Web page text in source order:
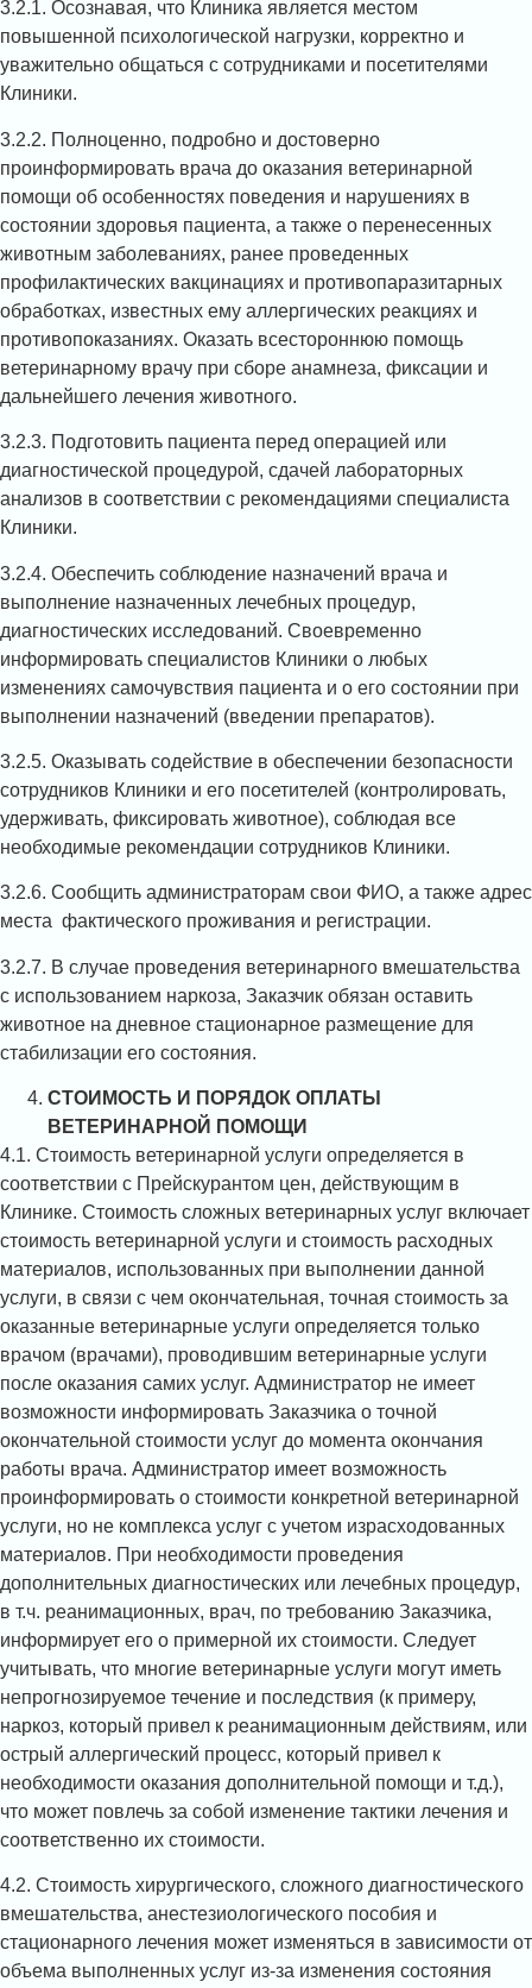
3.2.1. Осознавая, что Клиника является местом
повышенной психологической нагрузки, корректно и
уважительно общаться с сотрудниками и посетителями
Клиники.
3.2.2. Полноценно, подробно и достоверно
проинформировать врача до оказания ветеринарной
помощи об особенностях поведения и нарушениях в
состоянии здоровья пациента, а также о перенесенных
животным заболеваниях, ранее проведенных
профилактических вакцинациях и противопаразитарных
обработках, известных ему аллергических реакциях и
противопоказаниях. Оказать всестороннюю помощь
ветеринарному врачу при сборе анамнеза, фиксации и
дальнейшего лечения животного.
3.2.3. Подготовить пациента перед операцией или
диагностической процедурой, сдачей лабораторных
анализов в соответствии с рекомендациями специалиста
Клиники.
3.2.4. Обеспечить соблюдение назначений врача и
выполнение назначенных лечебных процедур,
диагностических исследований. Своевременно
информировать специалистов Клиники о любых
изменениях самочувствия пациента и о его состоянии при
выполнении назначений (введении препаратов).
3.2.5. Оказывать содействие в обеспечении безопасности
сотрудников Клиники и его посетителей (контролировать,
удерживать, фиксировать животное), соблюдая все
необходимые рекомендации сотрудников Клиники.
3.2.6. Сообщить администраторам свои ФИО, а также адрес
места фактического проживания и регистрации.
3.2.7. В случае проведения ветеринарного вмешательства
с использованием наркоза, Заказчик обязан оставить
животное на дневное стационарное размещение для
стабилизации его состояния.
СТОИМОСТЬ И ПОРЯДОК ОПЛАТЫ
ВЕТЕРИНАРНОЙ ПОМОЩИ
4.1. Стоимость ветеринарной услуги определяется в
соответствии с Прейскурантом цен, действующим в
Клинике. Стоимость сложных ветеринарных услуг включает
стоимость ветеринарной услуги и стоимость расходных
материалов, использованных при выполнении данной
услуги, в связи с чем окончательная, точная стоимость за
оказанные ветеринарные услуги определяется только
врачом (врачами), проводившим ветеринарные услуги
после оказания самих услуг. Администратор не имеет
возможности информировать Заказчика о точной
окончательной стоимости услуг до момента окончания
работы врача. Администратор имеет возможность
проинформировать о стоимости конкретной ветеринарной
услуги, но не комплекса услуг с учетом израсходованных
материалов. При необходимости проведения
дополнительных диагностических или лечебных процедур,
в т.ч. реанимационных, врач, по требованию Заказчика,
информирует его о примерной их стоимости. Следует
учитывать, что многие ветеринарные услуги могут иметь
непрогнозируемое течение и последствия (к примеру,
наркоз, который привел к реанимационным действиям, или
острый аллергический процесс, который привел к
необходимости оказания дополнительной помощи и т.д.),
что может повлечь за собой изменение тактики лечения и
соответственно их стоимости.
4.2. Стоимость хирургического, сложного диагностического
вмешательства, анестезиологического пособия и
стационарного лечения может изменяться в зависимости от
объема выполненных услуг из-за изменения состояния